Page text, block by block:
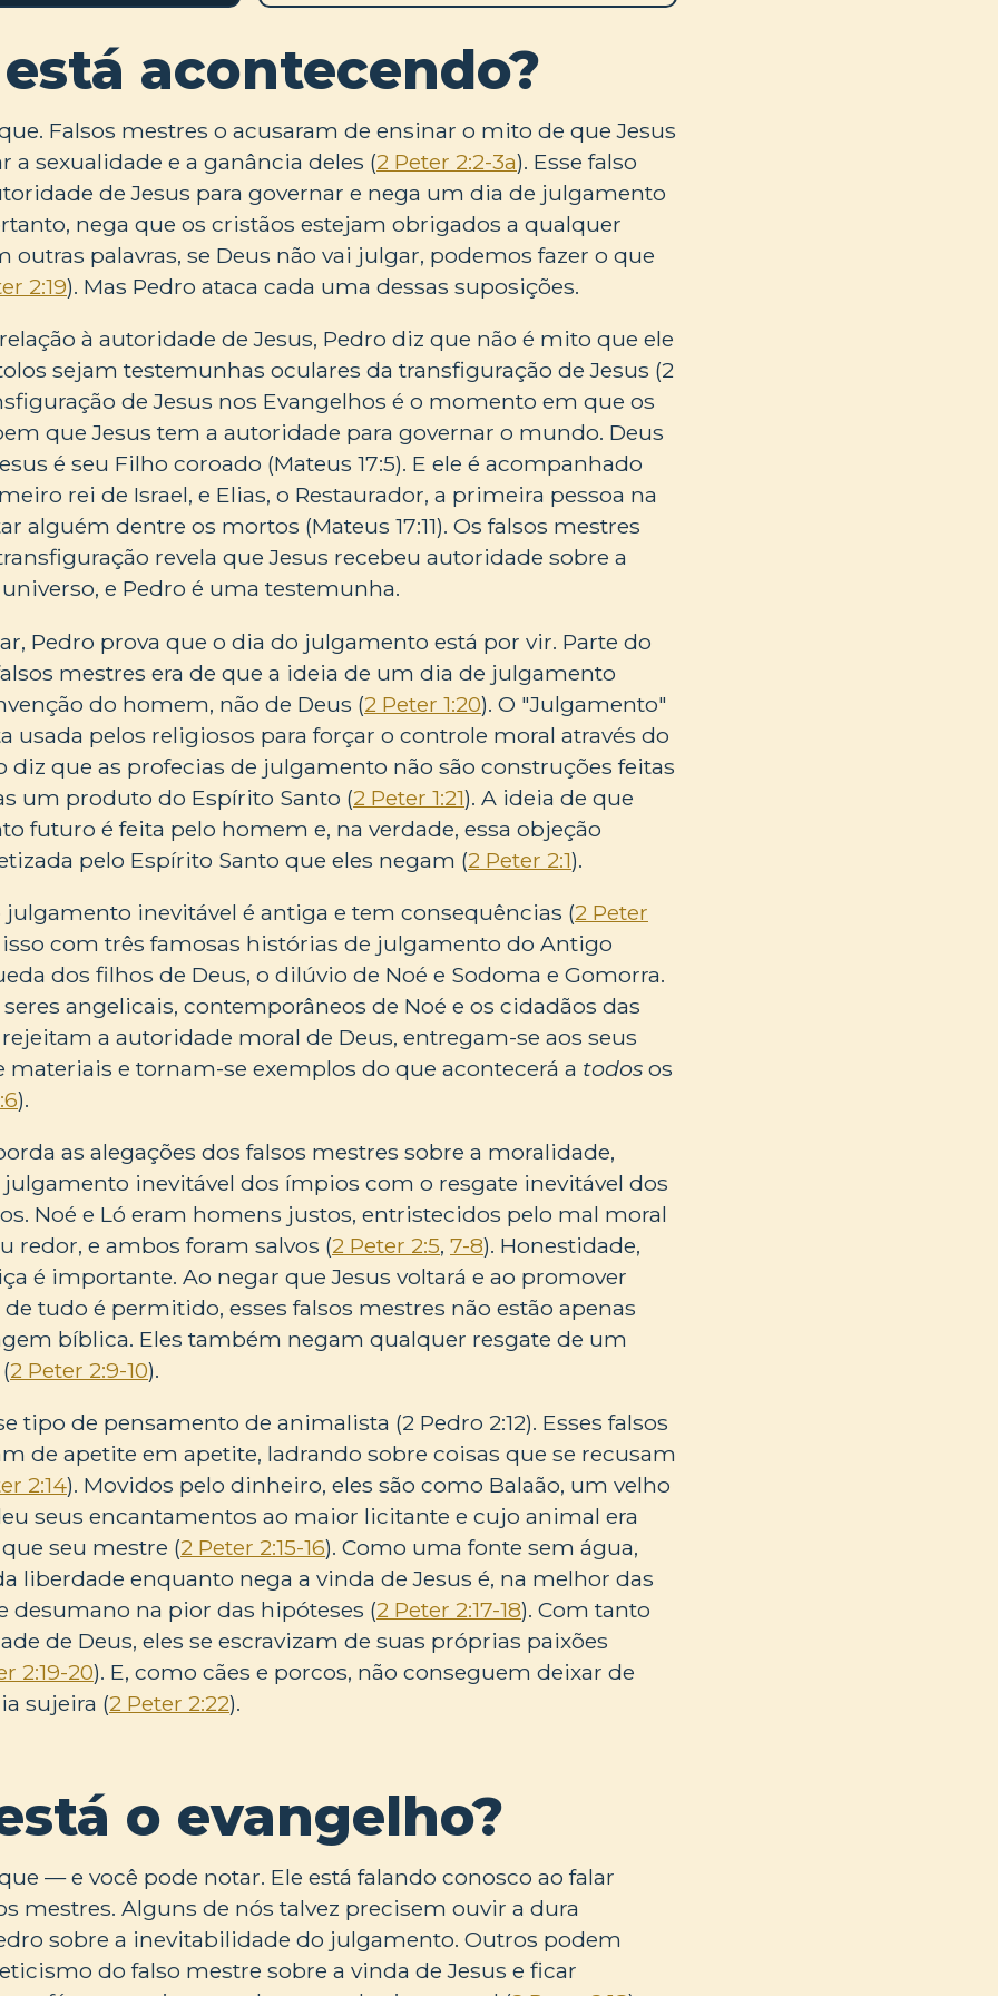
acontecendo?
Falsos mestres o acusaram de ensinar o mito de que Jesus
a sexualidade e a ganância deles (2 Peter 2:2-3a). Esse falso
de Jesus para governar e nega um dia de julgamento
nega que os cristãos estejam obrigados a qualquer
outras palavras, se Deus não vai julgar, podemos fazer o que
2:19). Mas Pedro ataca cada uma dessas suposições.
à autoridade de Jesus, Pedro diz que não é mito que ele
sejam testemunhas oculares da transfiguração de Jesus (2
de Jesus nos Evangelhos é o momento em que os
que Jesus tem a autoridade para governar o mundo. Deus
é seu Filho coroado (Mateus 17:5). E ele é acompanhado
rei de Israel, e Elias, o Restaurador, a primeira pessoa na
alguém dentre os mortos (Mateus 17:11). Os falsos mestres
revela que Jesus recebeu autoridade sobre a
e Pedro é uma testemunha.
Pedro prova que o dia do julgamento está por vir. Parte do
mestres era de que a ideia de um dia de julgamento
do homem, não de Deus (2 Peter 1:20). O "Julgamento"
usada pelos religiosos para forçar o controle moral através do
diz que as profecias de julgamento não são construções feitas
um produto do Espírito Santo (2 Peter 1:21). A ideia de que
futuro é feita pelo homem e, na verdade, essa objeção
pelo Espírito Santo que eles negam (2 Peter 2:1).
julgamento inevitável é antiga e tem consequências (2 Peter
isso com três famosas histórias de julgamento do Antigo
dos filhos de Deus, o dilúvio de Noé e Sodoma e Gomorra.
angelicais, contemporâneos de Noé e os cidadãos das
a autoridade moral de Deus, entregam-se aos seus
materiais e tornam-se exemplos do que acontecerá a todos os
).
as alegações dos falsos mestres sobre a moralidade,
inevitável dos ímpios com o resgate inevitável dos
Noé e Ló eram homens justos, entristecidos pelo mal moral
redor, e ambos foram salvos (2 Peter 2:5, 7-8). Honestidade,
é importante. Ao negar que Jesus voltará e ao promover
tudo é permitido, esses falsos mestres não estão apenas
bíblica. Eles também negam qualquer resgate de um
2 Peter 2:9-10).
tipo de pensamento de animalista (2 Pedro 2:12). Esses falsos
de apetite em apetite, ladrando sobre coisas que se recusam
2:14). Movidos pelo dinheiro, eles são como Balaão, um velho
seus encantamentos ao maior licitante e cujo animal era
seu mestre (2 Peter 2:15-16). Como uma fonte sem água,
liberdade enquanto nega a vinda de Jesus é, na melhor das
desumano na pior das hipóteses (2 Peter 2:17-18). Com tanto
de Deus, eles se escravizam de suas próprias paixões
2:19-20). E, como cães e porcos, não conseguem deixar de
sujeira (2 Peter 2:22).
o evangelho?
— e você pode notar. Ele está falando conosco ao falar
mestres. Alguns de nós talvez precisem ouvir a dura
sobre a inevitabilidade do julgamento. Outros podem
do falso mestre sobre a vinda de Jesus e ficar